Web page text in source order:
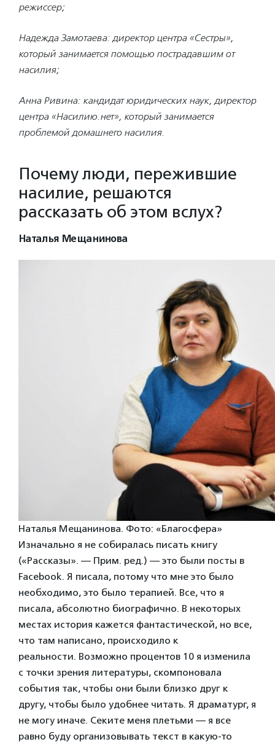
режиссер;
Надежда Замотаева: директор центра «Сестры»,
который занимается помощью пострадавшим от
насилия;
Анна Ривина: кандидат юридических наук, директор
центра «Насилию.нет», который занимается
проблемой домашнего насилия.
Почему люди, пережившие
насилие, решаются
рассказать об этом вслух?
Наталья Мещанинова
Наталья Мещанинова. Фото: «Благосфера»
Изначально я не собиралась писать книгу
(«Рассказы». — Прим. ред.) — это были посты в
Facebook. Я писала, потому что мне это было
необходимо, это было терапией. Все, что я
писала, абсолютно биографично. В некоторых
местах история кажется фантастической, но все,
что там написано, происходило к
реальности. Возможно процентов 10 я изменила
с точки зрения литературы, скомпоновала
события так, чтобы они были близко друг к
другу, чтобы было удобнее читать. Я драматург, я
не могу иначе. Секите меня плетьми — я все
равно буду организовывать текст в какую-то